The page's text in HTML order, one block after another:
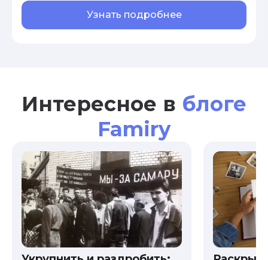
Узнать подробнее
Интересное в блоге
Famiry